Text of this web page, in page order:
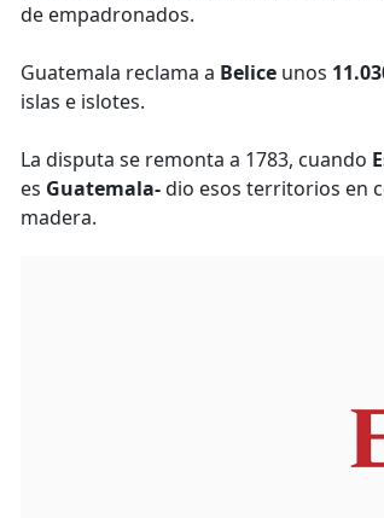
de empadronados.
Guatemala reclama a Belice unos
islas e islotes.
La disputa se remonta a 1783, cuando
es Guatemala-dio esos territorios en
madera.